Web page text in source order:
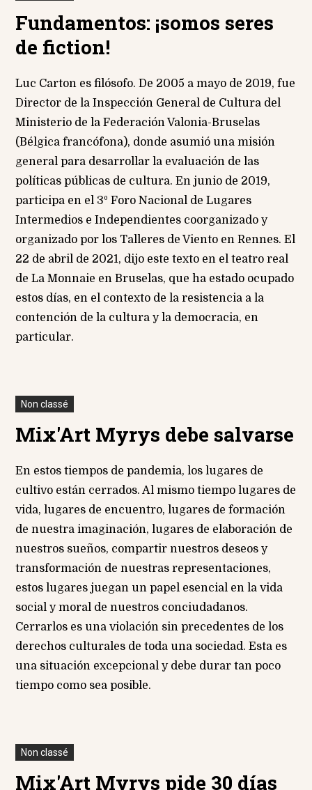
Fundamentos: ¡somos seres
de fiction!
Luc Carton es filósofo. De 2005 a mayo de 2019, fue
Director de la Inspección General de Cultura del
Ministerio de la Federación Valonia-Bruselas
(Bélgica francófona), donde asumió una misión
general para desarrollar la evaluación de las
políticas públicas de cultura. En junio de 2019,
participa en el 3º Foro Nacional de Lugares
Intermedios e Independientes coorganizado y
organizado por los Talleres de Viento en Rennes. El
22 de abril de 2021, dijo este texto en el teatro real
de La Monnaie en Bruselas, que ha estado ocupado
estos días, en el contexto de la resistencia a la
contención de la cultura y la democracia, en
particular.
Non classé
Mix'Art Myrys debe salvarse
En estos tiempos de pandemia, los lugares de
cultivo están cerrados. Al mismo tiempo lugares de
vida, lugares de encuentro, lugares de formación
de nuestra imaginación, lugares de elaboración de
nuestros sueños, compartir nuestros deseos y
transformación de nuestras representaciones,
estos lugares juegan un papel esencial en la vida
social y moral de nuestros conciudadanos.
Cerrarlos es una violación sin precedentes de los
derechos culturales de toda una sociedad. Esta es
una situación excepcional y debe durar tan poco
tiempo como sea posible.
Non classé
Mix'Art Myrys pide 30 días